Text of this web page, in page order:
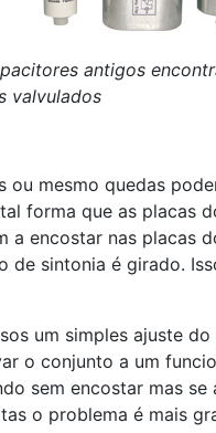
antigos
valvulados
ou mesmo quedas
forma que as placas
a encostar nas placas
de sintonia é girado.
um simples ajuste
o conjunto a um
sem encostar mas se
o problema é mais